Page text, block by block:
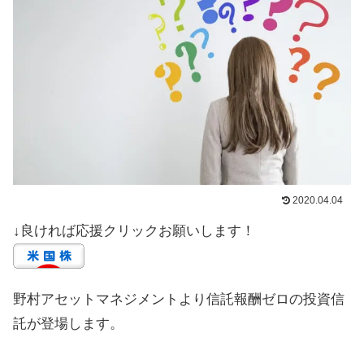
2020.04.04
↓良ければ応援クリックお願いします！
野村アセットマネジメントより信託報酬ゼロの投資信
託が登場します。